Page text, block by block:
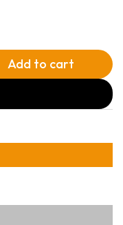
Add to cart